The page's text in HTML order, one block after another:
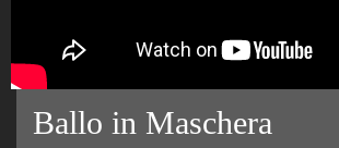
Ballo in Maschera